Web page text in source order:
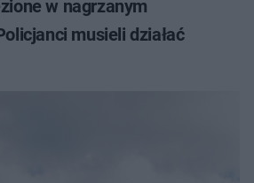
w nagrzanym
musieli działać